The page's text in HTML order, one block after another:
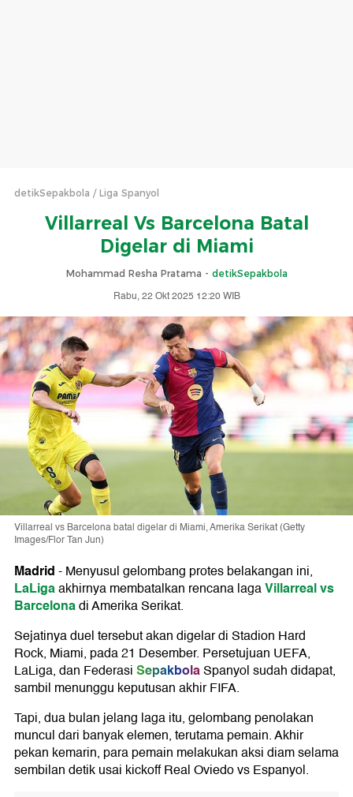
detikSepakbola Liga Spanyol
Villarreal Vs Barcelona Batal
Digelar di Miami
Mohammad Resha Pratama - detikSepakbola
Rabu, 22 Okt 2025 12:20 WIB
Villarreal vs Barcelona batal digelar di Miami, Amerika Serikat (Getty
Images/Flor Tan Jun)
Madrid-Menyusul gelombang protes belakangan ini,
LaLigaakhirnya membatalkan rencana lagaVillarreal vs
Barcelonadi Amerika Serikat.
Sejatinya duel tersebut akan digelar di Stadion Hard
Rock, Miami, pada 21 Desember. Persetujuan UEFA,
LaLiga, dan FederasiSepakbolaSpanyol sudah didapat,
sambil menunggu keputusan akhir FIFA.
Tapi, dua bulan jelang laga itu, gelombang penolakan
muncul dari banyak elemen, terutama pemain. Akhir
pekan kemarin, para pemain melakukan aksi diam selama
sembilan detik usai kickoff Real Oviedo vs Espanyol.